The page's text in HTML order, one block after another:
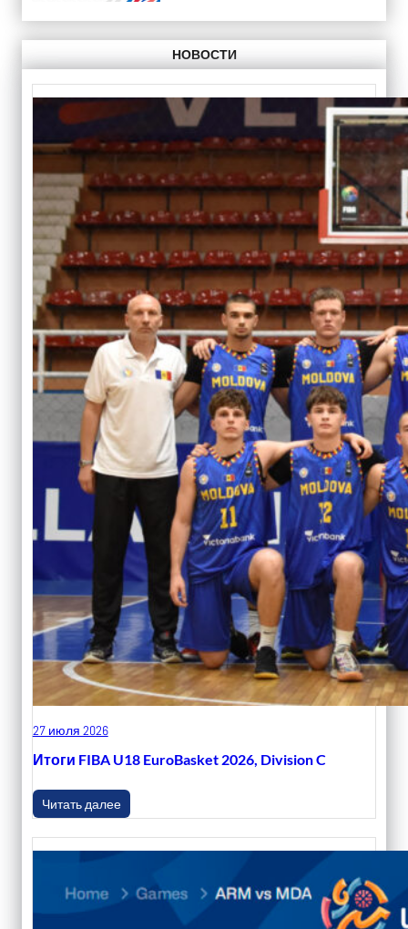
НОВОСТИ
27 июля 2026
Итоги FIBA U18 EuroBasket 2026, Division C
Читать далее